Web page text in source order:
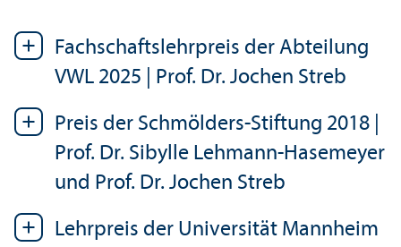
Fach­schafts­lehr­preis der Abteilung
VWL 2025 | Prof. Dr. Jochen Streb
Preis der Schmölders-Stiftung 2018 |
Prof. Dr. Sibylle Lehmann-Hasemeyer
und Prof. Dr. Jochen Streb
Lehr­preis der Universität Mannheim